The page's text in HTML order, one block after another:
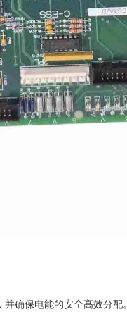
确保电能的安全高效分配。